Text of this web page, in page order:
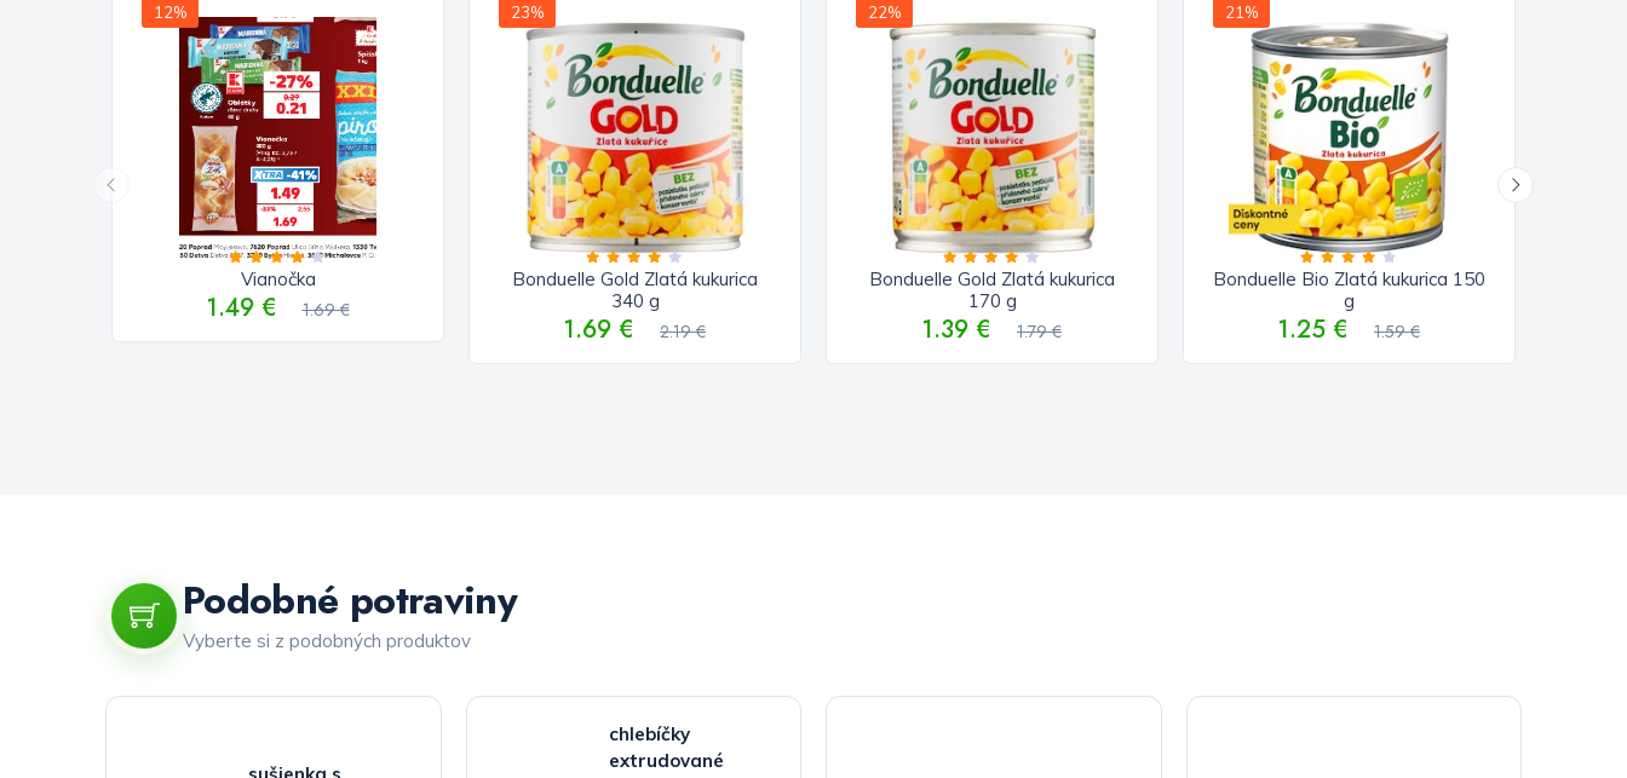
12%
Vianočka
1.49 € 1.69 €
23%
Bonduelle Gold Zlatá kukurica
340 g
1.69 € 2.19 €
22%
Bonduelle Gold Zlatá kukurica
170 g
1.39 € 1.79 €
21%
Bonduelle Bio Zlatá kukurica 150
g
1.25 € 1.59 €
Podobné potraviny
Vyberte si z podobných produktov
sušienka s
chlebíčky
extrudované